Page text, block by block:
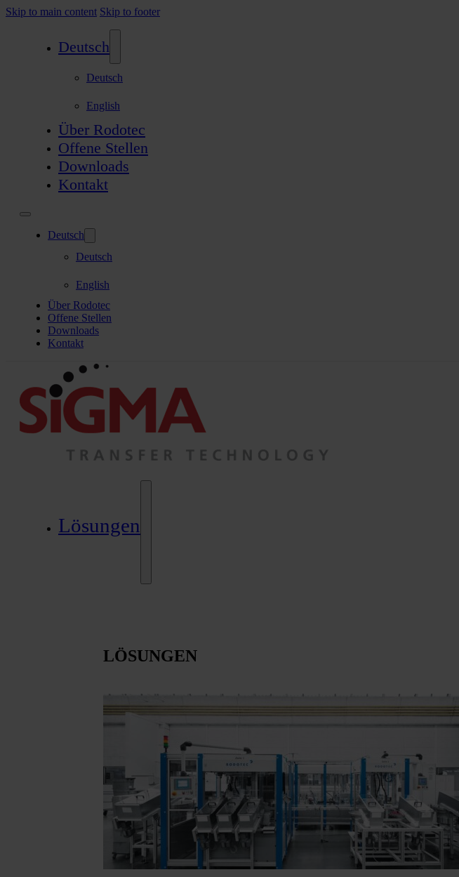
Skip to main content Skip to footer
Deutsch
Deutsch
English
Über Rodotec
Offene Stellen
Downloads
Kontakt
Deutsch
Deutsch
English
Über Rodotec
Offene Stellen
Downloads
Kontakt
Lösungen
LÖSUNGEN